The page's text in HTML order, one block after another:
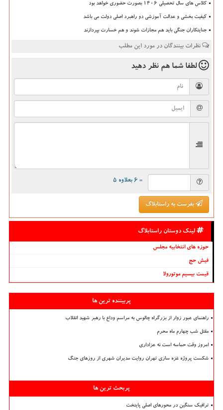
کلاس های سال تحصیلی ۱۴۰۶ بصورت حضوری خواهد بود
کیفیت بخشی و عدالت آموزشی دو راهبرد اصلی دولت می باشد
جنایتکاران جنگی باید هم مجازات شوند و هم خسارت بپردازند
نظرات بینندگان در مورد این مطلب
لطفا شما هم نظر دهید
= ۶ بعلاوه ۵
بفرست به راستابلاگ
لینک دوستان راستابلاگ
حوزه های انتخابیه مجلس
فیش حج
قیمت بیسیم موتورولا
پربیننده ترین ها
راهنمای عبور زوار از بزرگراه چالوس به مراسم وداع با رهبر شهید انقلاب
مقتل شب چهارم ماه محرم
امروز وقت حماسه است نه عزاداری
شکست پروژه غزه سازی تهران روایت مدیران شهری از روزهای جنگ
پربحث ترین ها
ترافیک سنگین در محورهای اصلی پایتخت